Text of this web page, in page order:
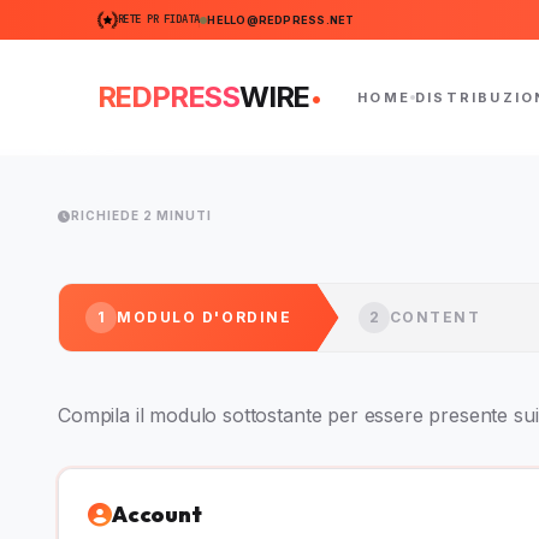
RETE PR FIDATA HELLO@REDPRESS.NET
REDPRESSWIRE. HOME
RICHIEDE 2 MINUTI
1 MODULO D'ORDINE 2 CONTENT
Compila il modulo sottostante per essere presente
Account